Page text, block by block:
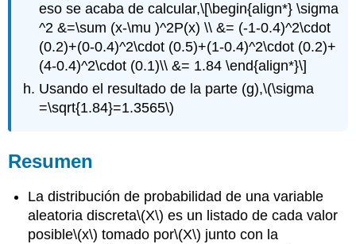
eso se acaba de calcular,\[\begin{align*} \sigma
^2 &=\sum (x-\mu )^2P(x) \\ &= (-1-0.4)^2\cdot
(0.2)+(0-0.4)^2\cdot (0.5)+(1-0.4)^2\cdot (0.2)+
(4-0.4)^2\cdot (0.1)\\ &= 1.84 \end{align*}\]
Usando el resultado de la parte (g),\(\sigma
=\sqrt{1.84}=1.3565\)
Resumen
La distribución de probabilidad de una variable
aleatoria discreta\(X\) es un listado de cada valor
posible\(x\) tomado por\(X\) junto con la